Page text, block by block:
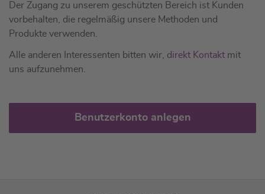
Der Zugang zu unserem geschützten Bereich ist Kunden
vorbehalten, die regelmäßig unsere Methoden und
Produkte verwenden.
Alle anderen Interessenten bitten wir, direkt Kontakt mit
uns aufzunehmen.
Benutzerkonto anlegen